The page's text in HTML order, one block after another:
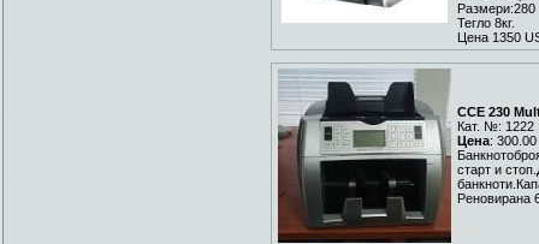
Размери:280
Тегло 8кг.
Цена 1350
CCE 230
Кат. №: 1222
Цена:
старт и
Реновирана